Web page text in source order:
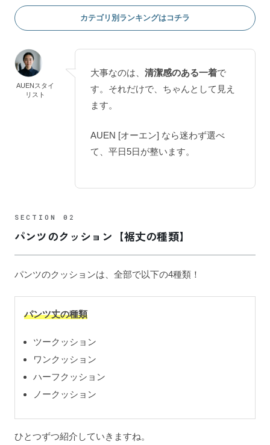
カテゴリ別ランキングはコチラ
AUENスタイ
リスト
大事なのは、清潔感のある一着で
す。それだけで、ちゃんとして見え
ます。
AUEN [オーエン] なら迷わず選べ
て、平日5日が整います。
パンツのクッション【裾丈の種類】
パンツのクッションは、全部で以下の4種類！
パンツ丈の種類
ツークッション
ワンクッション
ハーフクッション
ノークッション
ひとつずつ紹介していきますね。